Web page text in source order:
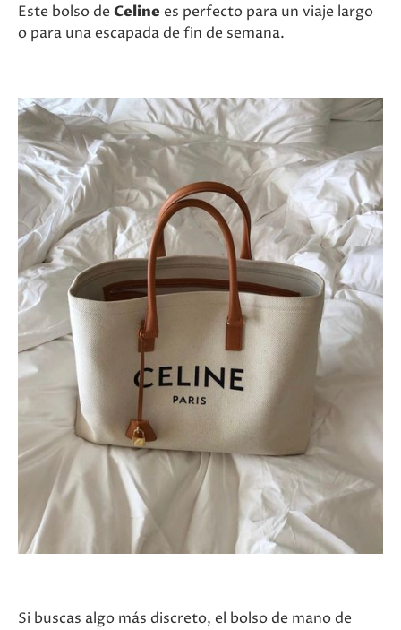
Este bolso deCeline es perfecto para un viaje largo
o para una escapada de fin de semana.
Si buscas algo más discreto, el bolso de mano de